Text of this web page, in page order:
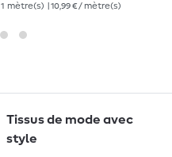
1 mètre(s) | 10,99 € / mètre(s)
Tissus de mode avec
style